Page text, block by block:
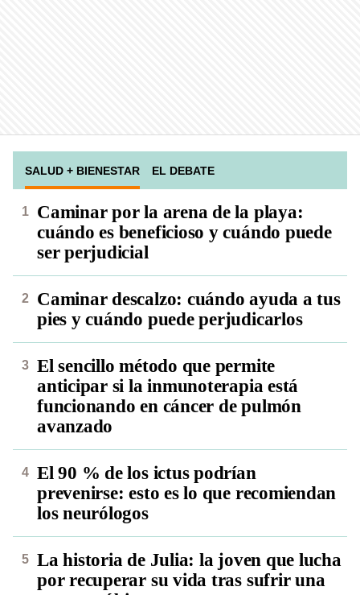
SALUD + BIENESTAR EL DEBATE
Caminar por la arena de la playa:
cuándo es beneficioso y cuándo puede
ser perjudicial
Caminar descalzo: cuándo ayuda a tus
pies y cuándo puede perjudicarlos
El sencillo método que permite
anticipar si la inmunoterapia está
funcionando en cáncer de pulmón
avanzado
El 90 % de los ictus podrían
prevenirse: esto es lo que recomiendan
los neurólogos
La historia de Julia: la joven que lucha
por recuperar su vida tras sufrir una